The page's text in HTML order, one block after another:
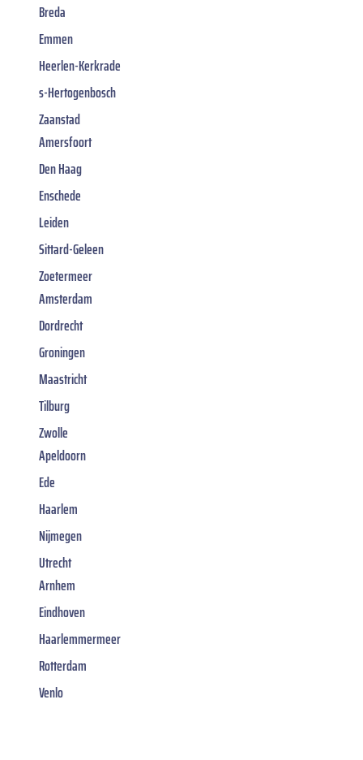
Breda
Emmen
Heerlen-Kerkrade
s-Hertogenbosch
Zaanstad
Amersfoort
Den Haag
Enschede
Leiden
Sittard-Geleen
Zoetermeer
Amsterdam
Dordrecht
Groningen
Maastricht
Tilburg
Zwolle
Apeldoorn
Ede
Haarlem
Nijmegen
Utrecht
Arnhem
Eindhoven
Haarlemmermeer
Rotterdam
Venlo